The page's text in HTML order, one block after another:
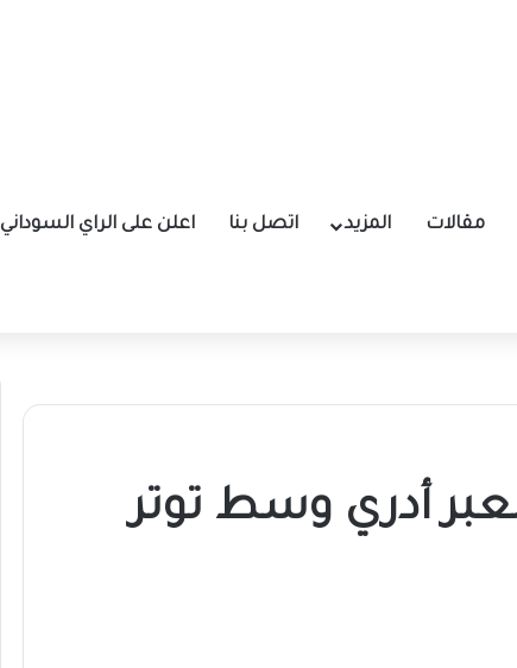
مقالات المزيد اتصل بنا اعلن على الراي السوداني
أدري وسط توتر